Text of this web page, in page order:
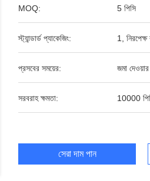
MOQ: 5 পিসি
স্ট্যান্ডার্ড প্যাকেজিং: 1, নিরপেক্ষ
প্রসবের সময়ের: জমা
সরবরাহ ক্ষমতা: 10000
সেরা দাম পান